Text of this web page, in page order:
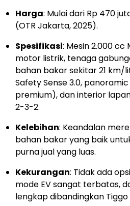
Harga: Mulai dari Rp 470
(OTR Jakarta, 2025).
Spesifikasi: Mesin 2.000 cc
motor listrik, tenaga
bahan bakar sekitar 21 km/
Safety Sense 3.0,
premium), dan interior
2-3-2.
Kelebihan: Keandalan
bahan bakar yang baik
purna jual yang luas.
Kekurangan: Tidak ada
mode EV sangat terbatas,
lengkap dibandingkan Tiggo